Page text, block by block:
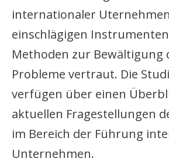
internationaler
einschlägigen
Methoden zur Bewältigung
Probleme vertraut. Die
verfügen über einen
aktuellen Fragestellungen
im Bereich der Führung
Unternehmen.